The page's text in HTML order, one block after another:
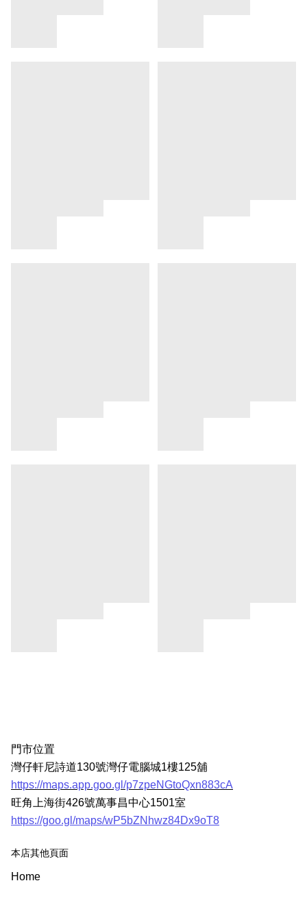
門市位置
灣仔軒尼詩道130號灣仔電腦城1樓125舖
https://maps.app.goo.gl/p7zpeNGtoQxn883cA
旺角上海街426號萬事昌中心1501室
https://goo.gl/maps/wP5bZNhwz84Dx9oT8
本店其他頁面
Home